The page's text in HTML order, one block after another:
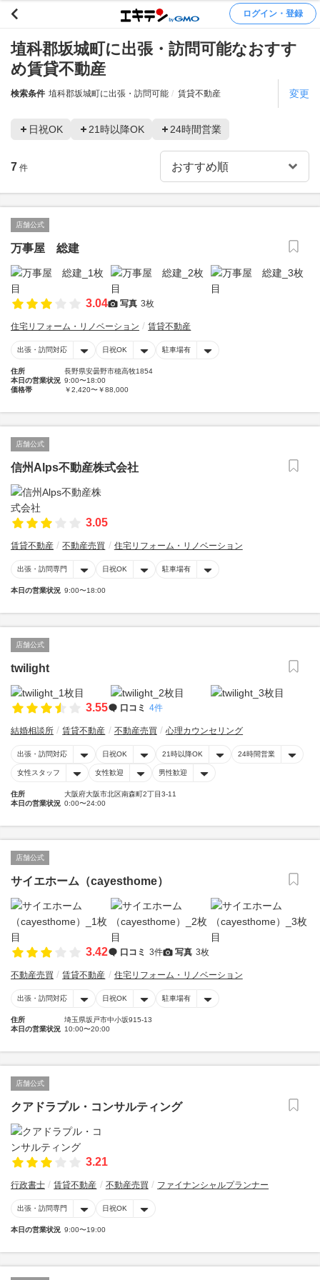
ログイン・登録
埴科郡坂城町に出張・訪問可能なおすす
め賃貸不動産
検索条件 埴科郡坂城町に出張・訪問可能 賃貸不動産 変更
日祝OK 21時以降OK 24時間営業
7 件
店舗公式
万事屋 総建
3.04 写真 3枚
住宅リフォーム・リノベーション 賃貸不動産
出張・訪問対応 日祝OK 駐車場有
住所
長野県安曇野市穂高牧1854
本日の営業状況 9:00〜18:00
価格帯
￥2,420〜￥88,000
店舗公式
信州Alps不動産株式会社
3.05
賃貸不動産 不動産売買 住宅リフォーム・リノベーション
出張・訪問専門 日祝OK 駐車場有
本日の営業状況 9:00〜18:00
店舗公式
twilight
3.55 口コミ 4件
結婚相談所 賃貸不動産 不動産売買 心理カウンセリング
出張・訪問対応 日祝OK 21時以降OK 24時間営業
女性スタッフ 女性歓迎 男性歓迎
住所
大阪府大阪市北区南森町2丁目3-11
本日の営業状況 0:00〜24:00
店舗公式
サイエホーム（cayesthome）
3.42 口コミ 3件 写真 3枚
不動産売買 賃貸不動産 住宅リフォーム・リノベーション
出張・訪問対応 日祝OK 駐車場有
住所
埼玉県坂戸市中小坂915-13
本日の営業状況 10:00〜20:00
店舗公式
クアドラプル・コンサルティング
3.21
行政書士 賃貸不動産 不動産売買 ファイナンシャルプランナー
出張・訪問専門 日祝OK
本日の営業状況 9:00〜19:00